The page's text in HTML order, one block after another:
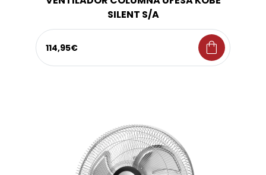
SILENT S/A
114,95€ shopping_bag